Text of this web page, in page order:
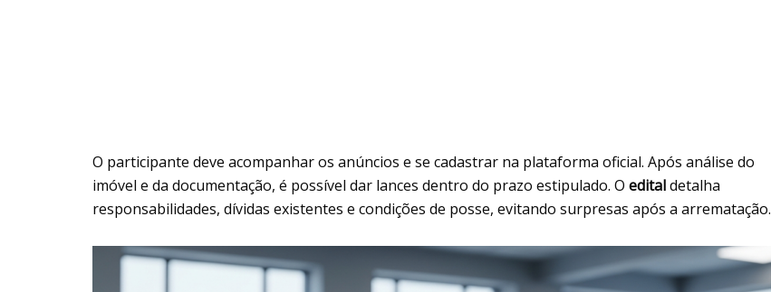
O participante deve acompanhar os anúncios e se cadastrar na plataforma oficial. Após análise do
imóvel e da documentação, é possível dar lances dentro do prazo estipulado. O editaldetalha
responsabilidades, dívidas existentes e condições de posse, evitando surpresas após a arrematação.